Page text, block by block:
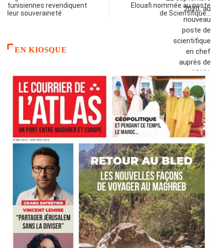
tunisiennes revendiquent
leur souveraineté
Elouafi nommée au poste
de Scientifique…
EN KIOSQUE